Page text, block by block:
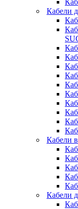
Кабели
Кабели
Кабели